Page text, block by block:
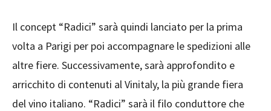
Il concept “Radici” sarà quindi lanciato per la prima
volta a Parigi per poi accompagnare le spedizioni alle
altre fiere. Successivamente, sarà approfondito e
arricchito di contenuti al Vinitaly, la più grande fiera
del vino italiano. “Radici” sarà il filo conduttore che